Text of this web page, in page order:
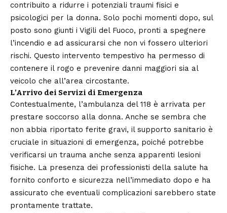
contribuito a ridurre i potenziali traumi fisici e
psicologici per la donna. Solo pochi momenti dopo, sul
posto sono giunti i Vigili del Fuoco, pronti a spegnere
l’incendio e ad assicurarsi che non vi fossero ulteriori
rischi. Questo intervento tempestivo ha permesso di
contenere il rogo e prevenire danni maggiori sia al
veicolo che all’area circostante.
L’Arrivo dei Servizi di Emergenza
Contestualmente, l’ambulanza del 118 è arrivata per
prestare soccorso alla donna. Anche se sembra che
non abbia riportato ferite gravi, il supporto sanitario è
cruciale in situazioni di emergenza, poiché potrebbe
verificarsi un trauma anche senza apparenti lesioni
fisiche. La presenza dei professionisti della salute ha
fornito conforto e sicurezza nell’immediato dopo e ha
assicurato che eventuali complicazioni sarebbero state
prontamente trattate.